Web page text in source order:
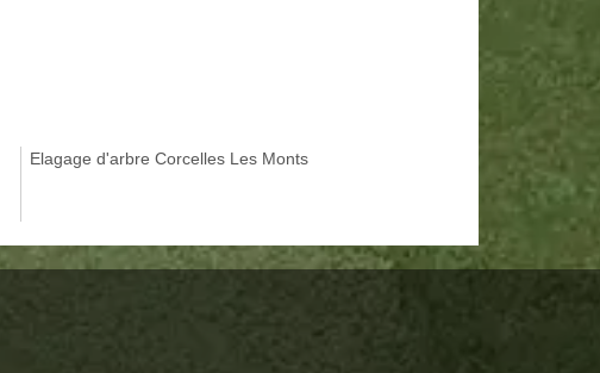
Elagage d'arbre Corcelles Les Monts